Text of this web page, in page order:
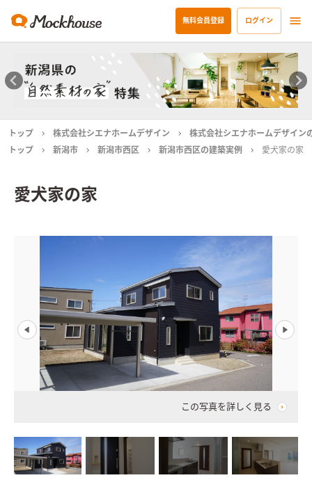
無料会員登録 ログイン
トップ 株式会社シエナホームデザイン
株式会社シエナホームデザイン
トップ
新潟市 新潟市西区 新潟市西区の建築実例 愛犬家の家
愛犬家の家
この写真を詳しく見る